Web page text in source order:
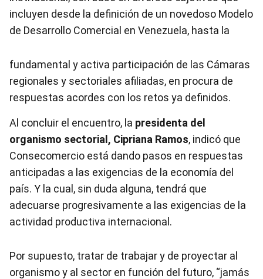
incluyen desde la definición de un novedoso Modelo
de Desarrollo Comercial en Venezuela, hasta la
fundamental y activa participación de las Cámaras
regionales y sectoriales afiliadas, en procura de
respuestas acordes con los retos ya definidos.
Al concluir el encuentro, la presidenta del
organismo sectorial, Cipriana Ramos, indicó que
Consecomercio está dando pasos en respuestas
anticipadas a las exigencias de la economía del
país. Y la cual, sin duda alguna, tendrá que
adecuarse progresivamente a las exigencias de la
actividad productiva internacional.
Por supuesto, tratar de trabajar y de proyectar al
organismo y al sector en función del futuro, “jamás